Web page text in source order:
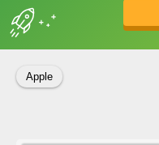
收錄佳句
Apple